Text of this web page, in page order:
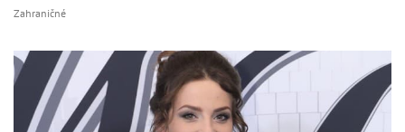
Zahraničné